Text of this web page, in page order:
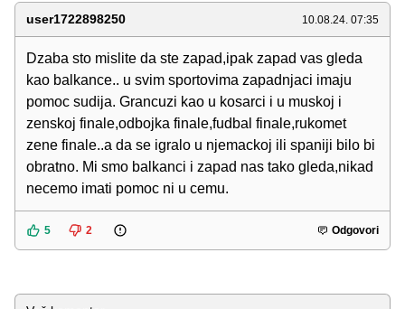
user1722898250 10.08.24. 07:35
Dzaba sto mislite da ste zapad,ipak zapad vas gleda
kao balkance.. u svim sportovima zapadnjaci imaju
pomoc sudija. Grancuzi kao u kosarci i u muskoj i
zenskoj finale,odbojka finale,fudbal finale,rukomet
zene finale..a da se igralo u njemackoj ili spaniji bilo bi
obratno. Mi smo balkanci i zapad nas tako gleda,nikad
necemo imati pomoc ni u cemu.
5 2 Odgovori
Komentar